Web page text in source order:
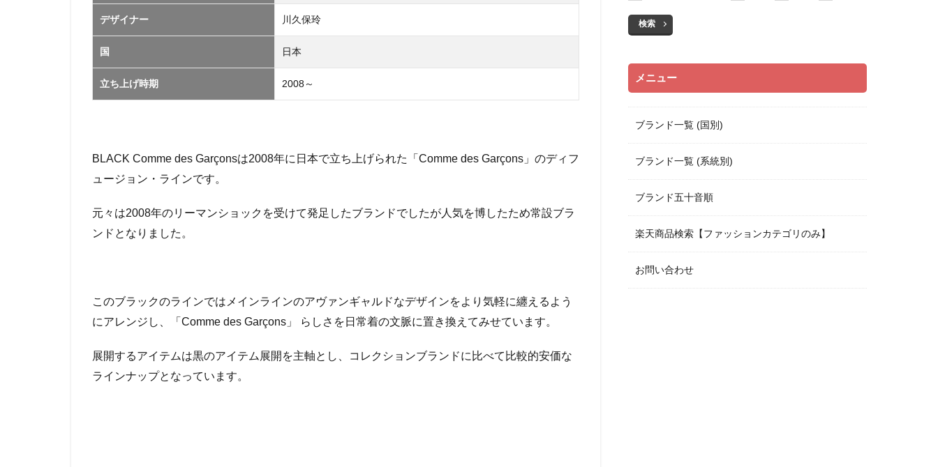
Comme
des
の中古
相場
イ
見
つ
ス
メ
テ
ム
デザイナー 川久保玲
国 日本
立ち上げ時期 2008～
BLACK Comme des Garçonsは2008年に日本で立ち上げられた「Comme des Garçons」のディフ
ュージョン・ラインです。
元々は2008年のリーマンショックを受けて発足したブランドでしたが人気を博したため常設ブラ
ンドとなりました。
このブラックのラインではメインラインのアヴァンギャルドなデザインをより気軽に纏えるよう
にアレンジし、「Comme des Garçons」 らしさを日常着の文脈に置き換えてみせています。
展開するアイテムは黒のアイテム展開を主軸とし、コレクションブランドに比べて比較的安価な
ラインナップとなっています。
検索
メニュー
ブランド一覧 (国別)
ブランド一覧 (系統別)
ブランド五十音順
楽天商品検索【ファッションカテゴリのみ】
お問い合わせ